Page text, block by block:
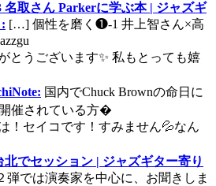
名取さん Parkerに学ぶ本 | ジャズギ
[…] 個性を磨く❶-1 井上智さん×高
とうございます✨ 私もとっても嬉
国内でChuck Brownの命日に
催されている方�
！セイコです！すみません💦なん
でセッション | ジャズギター寄り
では演奏家を中心に、お聞きしま